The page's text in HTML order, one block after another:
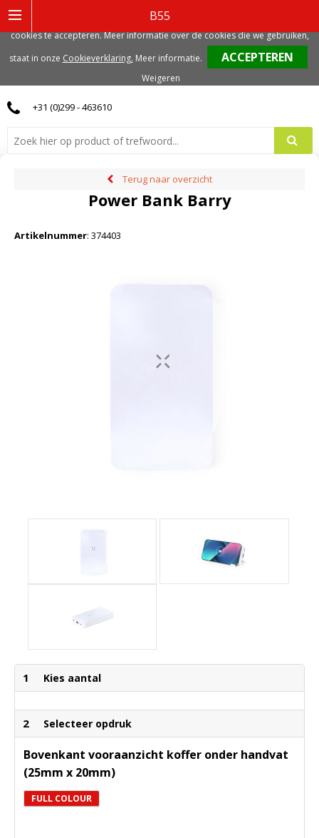
B55
0
+31 (0)299 - 463610
Terug naar overzicht
Power Bank Barry
Artikelnummer: 374403
1 Kies aantal
2 Selecteer opdruk
Bovenkant vooraanzicht koffer onder handvat
(25mm x 20mm)
FULL COLOUR
gerelateerde cookies. Voor de beste gebruikerservaring, adviseren we deze
cookies te accepteren. Meer informatie over de cookies die we gebruiken,
staat in onze Cookieverklaring. Meer informatie.
Weigeren